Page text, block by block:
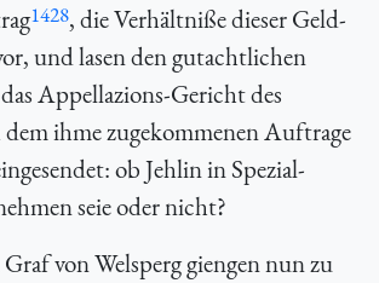
1428, die Verhältniße dieser Geld-
und lasen den gutachtlichen
Appellazions-Gericht des
ihme zugekommenen Auftrage
ob Jehlin in Spezial-
seie oder nicht?
von Welsperg giengen nun zu